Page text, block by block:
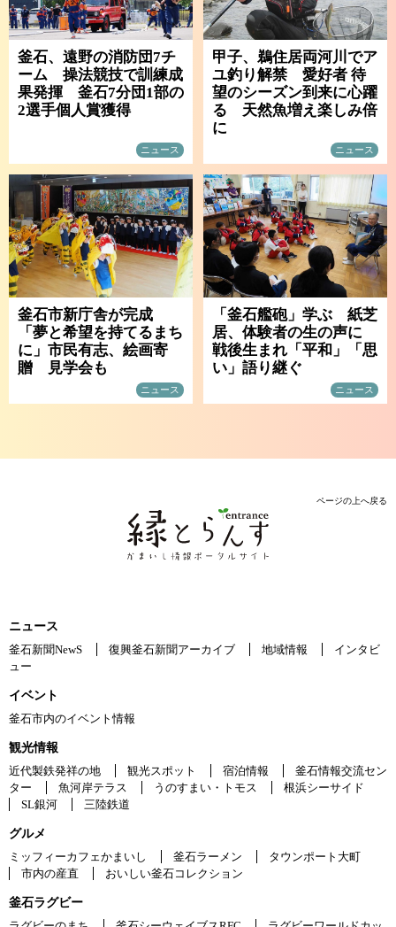
釜石、遠野の消防団7チ
ーム 操法競技で訓練成
果発揮 釜石7分団1部の
2選手個人賞獲得
ニュース
甲子、鵜住居両河川でア
ユ釣り解禁 愛好者 待
望のシーズン到来に心躍
る 天然魚増え楽しみ倍
に
ニュース
釜石市新庁舎が完成
「夢と希望を持てるまち
に」市民有志、絵画寄
贈 見学会も
ニュース
「釜石艦砲」学ぶ 紙芝
居、体験者の生の声に
戦後生まれ「平和」「思
い」語り継ぐ
ニュース
ページの上へ戻る
ニュース
釜石新聞NewS
復興釜石新聞アーカイブ 地域情報
インタビ
ュー
イベント
釜石市内のイベント情報
観光情報
近代製鉄発祥の地
観光スポット 宿泊情報
釜石情報交流セン
ター
魚河岸テラス うのすまい・トモス
根浜シーサイド
SL銀河
三陸鉄道
グルメ
ミッフィーカフェかまいし
釜石ラーメン
タウンポート大町
市内の産直
おいしい釜石コレクション
釜石ラグビー